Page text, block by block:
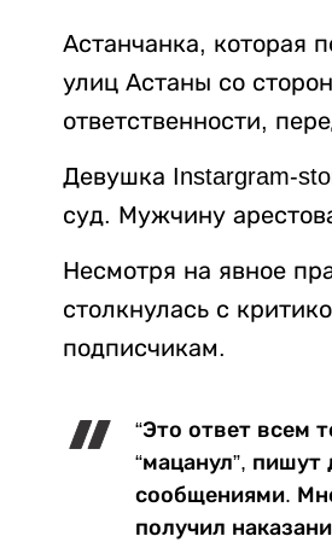
Астанчанка, которая
улиц Астаны со
ответственности,
Девушка Instargram-
суд. Мужчину
Несмотря на явное
столкнулась с
подписчикам.
“Это ответ всем
“мацанул”,
сообщениями.
получил